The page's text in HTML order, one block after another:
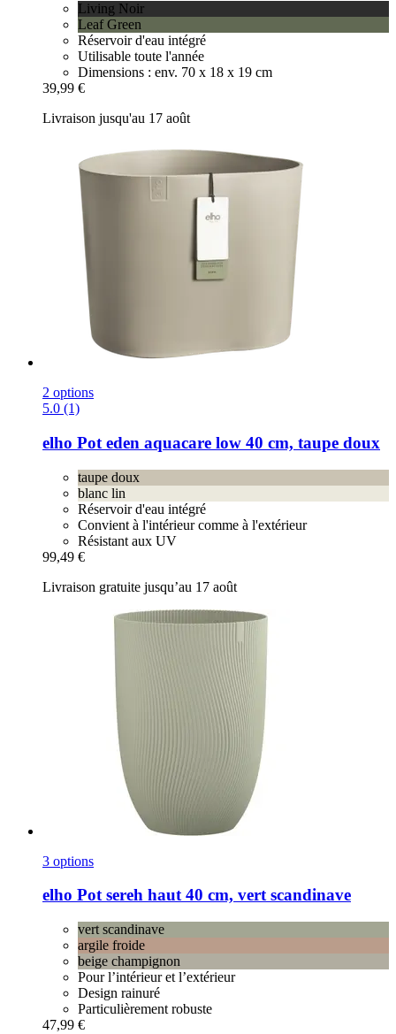
Living Noir
Leaf Green
Réservoir d'eau intégré
Utilisable toute l'année
Dimensions : env. 70 x 18 x 19 cm
39,99 €
Livraison jusqu'au 17 août
2 options
5.0 (1)
elho Pot eden aquacare low 40 cm, taupe doux
taupe doux
blanc lin
Réservoir d'eau intégré
Convient à l'intérieur comme à l'extérieur
Résistant aux UV
99,49 €
Livraison gratuite jusqu’au 17 août
3 options
elho Pot sereh haut 40 cm, vert scandinave
vert scandinave
argile froide
beige champignon
Pour l’intérieur et l’extérieur
Design rainuré
Particulièrement robuste
47,99 €